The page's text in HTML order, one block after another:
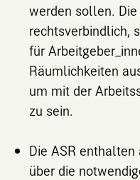
werden sollen.
rechtsverbindlich,
für
Räumlichkeiten
um mit der
zu sein.
Die ASR
über die